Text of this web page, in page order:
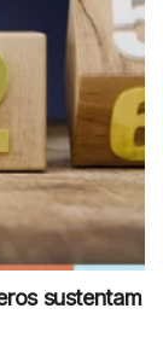
sustentam